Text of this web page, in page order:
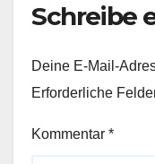
Schreibe
Deine E-Mail-
Erforderliche
Kommentar *